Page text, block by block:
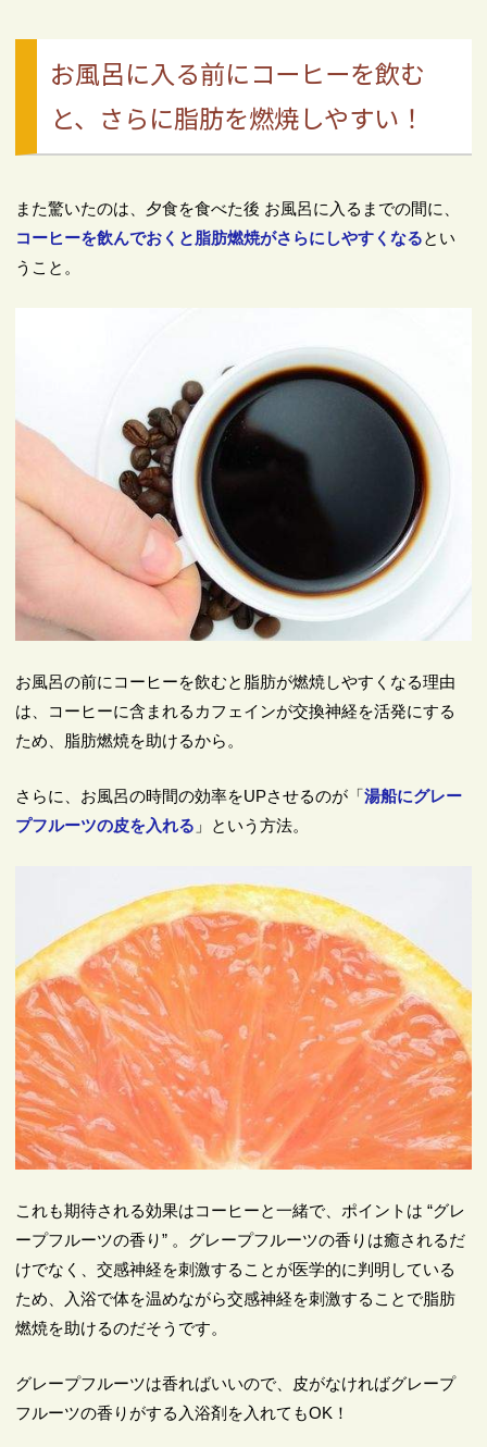
お風呂に入る前にコーヒーを飲む
と、さらに脂肪を燃焼しやすい！
また驚いたのは、夕食を食べた後 お風呂に入るまでの間に、
コーヒーを飲んでおくと脂肪燃焼がさらにしやすくなるとい
うこと。
お風呂の前にコーヒーを飲むと脂肪が燃焼しやすくなる理由
は、コーヒーに含まれるカフェインが交換神経を活発にする
ため、脂肪燃焼を助けるから。
さらに、お風呂の時間の効率をUPさせるのが「湯船にグレー
プフルーツの皮を入れる 」という方法。
これも期待される効果はコーヒーと一緒で、ポイントは “グレ
ープフルーツの香り” 。グレープフルーツの香りは癒されるだ
けでなく、交感神経を刺激することが医学的に判明している
ため、入浴で体を温めながら交感神経を刺激することで脂肪
燃焼を助けるのだそうです。
グレープフルーツは香ればいいので、皮がなければグレープ
フルーツの香りがする入浴剤を入れてもOK！